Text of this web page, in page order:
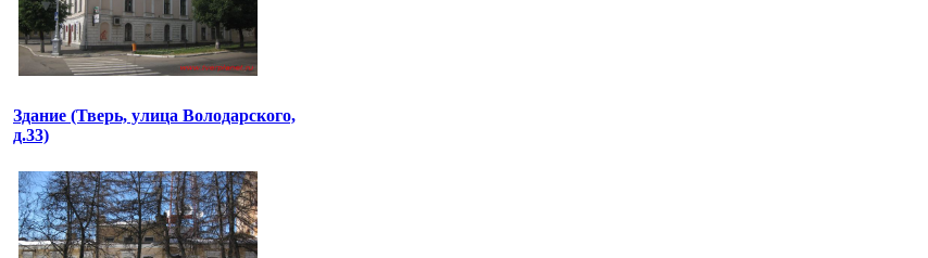
Здание (Тверь, улица Володарского,
д.33)